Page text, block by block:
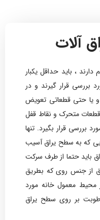
آلات
دارند ، باید حداقل یکبار
بررسی قرار گیرند و در
یا حتی قطعاتی تعویض
قطعات متحرک و نقاط قفل
بررسی قرار بگیرد. تنها
که به سطح یراق آسیب
باید حتما از طرف سرکت
از جنس روی که بطریق
محیط معمول خانه مورد
رطوبت بر روی سطح یراق